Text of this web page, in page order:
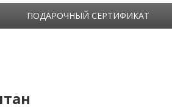
ПОДАРОЧНЫЙ СЕРТИФИКАТ